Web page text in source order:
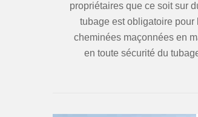
propriétaires que ce soit sur
tubage est obligatoire pour
cheminées maçonnées en
en toute sécurité du